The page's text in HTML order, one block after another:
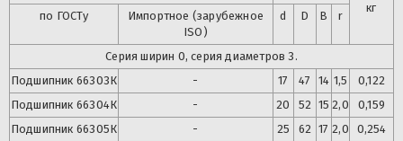
кг
по ГОСТу
Импортное (зарубежное
ISO)
d D B r
Серия ширин 0, серия диаметров 3.
Подшипник 66303К - 17 47 14 1,5
0,122
Подшипник 66304К - 20 52 15 2,0
0,159
Подшипник 66305К - 25 62 17 2,0
0,254